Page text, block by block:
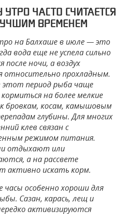
ЧАСТО СЧИТАЕТСЯ
ВРЕМЕНЕМ
на Балхаше в июле — это
вода еще не успела сильно
после ночи, а воздух
относительно прохладным.
этот период рыба чаще
на более мелкие
бровкам, косам, камышовым
глубины. Для многих
клев связан с
режимом питания.
отдыхают или
а на рассвете
активно искать корм.
часы особенно хороши для
Сазан, карась, лещ и
активизируются